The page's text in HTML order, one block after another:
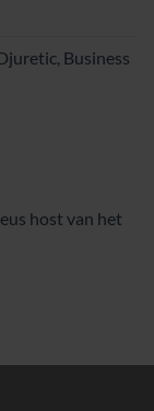
Business
host van het